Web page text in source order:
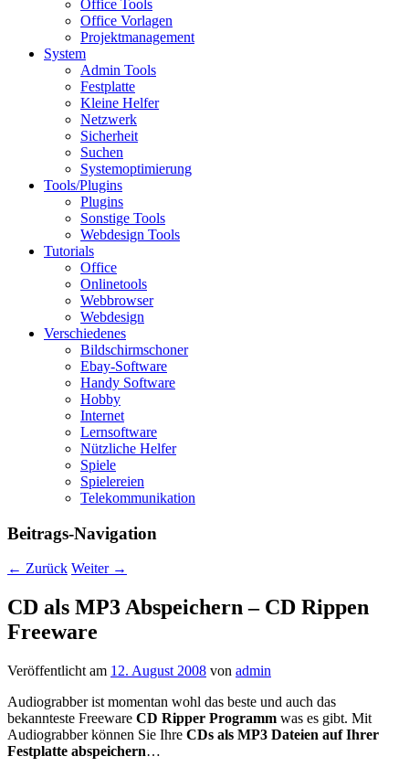
Office Tools
Office Vorlagen
Projektmanagement
System
Admin Tools
Festplatte
Kleine Helfer
Netzwerk
Sicherheit
Suchen
Systemoptimierung
Tools/Plugins
Plugins
Sonstige Tools
Webdesign Tools
Tutorials
Office
Onlinetools
Webbrowser
Webdesign
Verschiedenes
Bildschirmschoner
Ebay-Software
Handy Software
Hobby
Internet
Lernsoftware
Nützliche Helfer
Spiele
Spielereien
Telekommunikation
Beitrags-Navigation
← Zurück Weiter →
CD als MP3 Abspeichern – CD Rippen
Freeware
Veröffentlicht am 12. August 2008 von admin
Audiograbber ist momentan wohl das beste und auch das
bekannteste Freeware CD Ripper Programm was es gibt. Mit
Audiograbber können Sie Ihre CDs als MP3 Dateien auf Ihrer
Festplatte abspeichern…